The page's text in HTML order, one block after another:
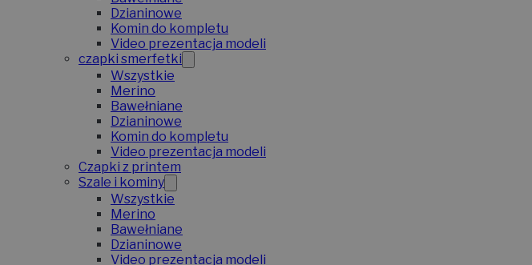
Dzianinowe
Komin do kompletu
Video prezentacja modeli
czapki smerfetki
Wszystkie
Merino
Bawełniane
Dzianinowe
Komin do kompletu
Video prezentacja modeli
Czapki z printem
Szale i kominy
Wszystkie
Merino
Bawełniane
Dzianinowe
Video prezentacja modeli